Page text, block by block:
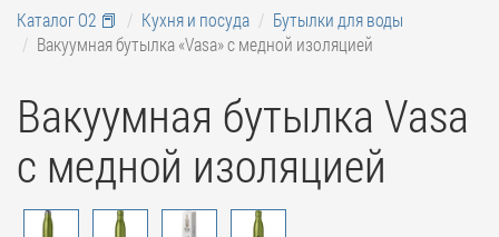
Каталог О2 📕 Кухня и посуда
Бутылки для воды
Вакуумная бутылка «Vasa» c медной изоляцией
Вакуумная бутылка Vasa
c медной изоляцией